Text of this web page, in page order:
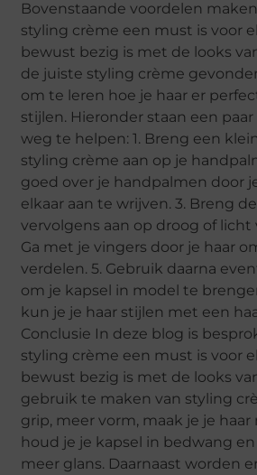
Bovenstaande voordelen
styling crème een must is voor
bewust bezig is met de looks
de juiste styling crème
om te leren hoe je haar er
stijlen. Hieronder staan een
weg te helpen: 1. Breng een
styling crème aan op je
goed over je handpalmen door
elkaar aan te wrijven. 3. Breng
vervolgens aan op droog of licht
Ga met je vingers door je haar
verdelen. 5. Gebruik daarna
om je kapsel in model te
kun je je haar stijlen met een
Conclusie In deze blog is
styling crème een must is voor
bewust bezig is met de looks
gebruik te maken van styling
grip, meer vorm, maak je je
houd je je kapsel in bedwang
meer glans. Daarnaast worden